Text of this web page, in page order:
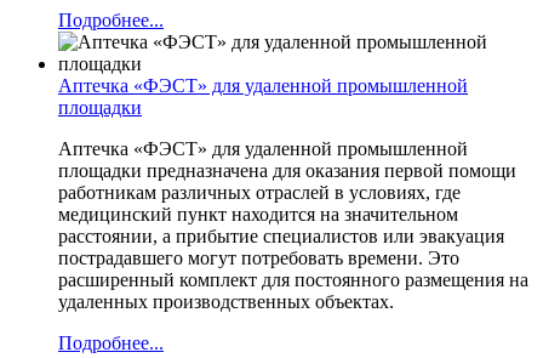
Подробнее...
Аптечка «ФЭСТ» для удаленной промышленной
площадки
Аптечка «ФЭСТ» для удаленной промышленной
площадки предназначена для оказания первой помощи
работникам различных отраслей в условиях, где
медицинский пункт находится на значительном
расстоянии, а прибытие специалистов или эвакуация
пострадавшего могут потребовать времени. Это
расширенный комплект для постоянного размещения на
удаленных производственных объектах.
Подробнее...